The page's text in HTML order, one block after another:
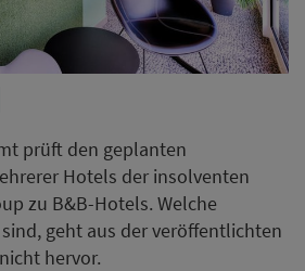
prüft den geplanten
Hotels der insolventen
zu B&B-Hotels. Welche
geht aus der veröffentlichten
hervor.